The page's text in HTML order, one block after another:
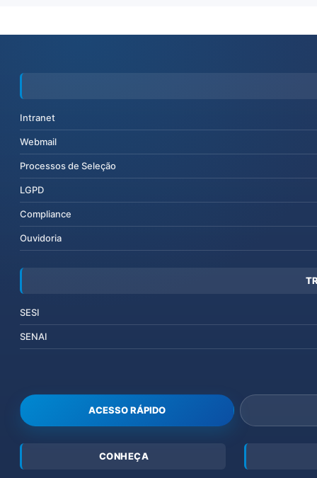
Intranet
Webmail
Processos de Seleção
LGPD
Compliance
Ouvidoria
SESI
SENAI
ACESSO RÁPIDO
CONHEÇA